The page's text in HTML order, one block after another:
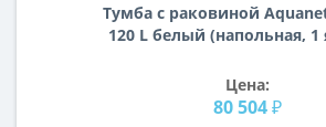
Тумба с раковиной
120 L белый (напольная,
Цена:
80 504 ₽